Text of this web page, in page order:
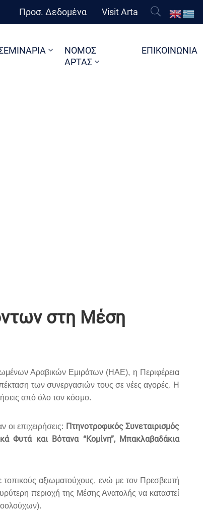
Προσ. Δεδομένα Visit Arta
ΝΟΜΟΣ
ΑΡΤΑΣ
ΕΠΙΚΟΙΝΩΝΙΑ
στη Μέση
Αραβικών Εμιράτων (ΗΑΕ), η Περιφέρεια
των συνεργασιών τους σε νέες αγορές. Η
από όλο τον κόσμο.
επιχειρήσεις: Πτηνοτροφικός Συνεταιρισμός
Φυτά και Βότανα “Κομίνη”, Μπακλαβαδάκια
αξιωματούχους, ενώ με τον Πρεσβευτή
περιοχή της Μέσης Ανατολής να καταστεί